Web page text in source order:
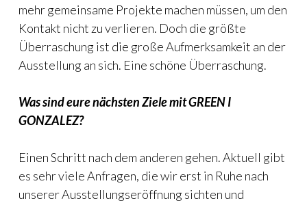
mehr gemeinsame Projekte machen müssen, um den
Kontakt nicht zu verlieren. Doch die größte
Überraschung ist die große Aufmerksamkeit an der
Ausstellung an sich. Eine schöne Überraschung.
Was sind eure nächsten Ziele mit GREEN I
GONZALEZ?
Einen Schritt nach dem anderen gehen. Aktuell gibt
es sehr viele Anfragen, die wir erst in Ruhe nach
unserer Ausstellungseröffnung sichten und